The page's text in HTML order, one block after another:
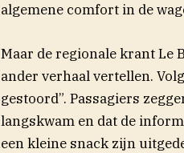
algemene comfort in de
Maar de regionale krant Le
ander verhaal(opent in
vertellen.
gestoord”. Passagiers
langskwam en dat de
een kleine snack zijn